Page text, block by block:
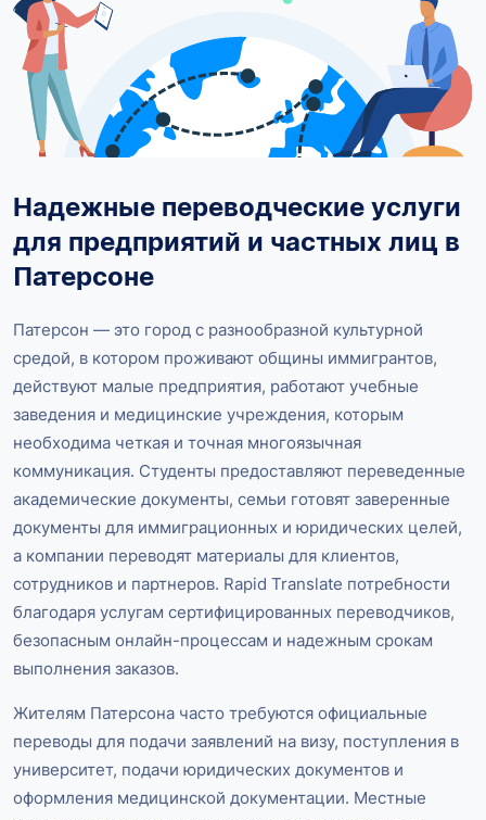
Надежные переводческие услуги
для предприятий и частных лиц в
Патерсоне
Патерсон — это город с разнообразной культурной
средой, в котором проживают общины иммигрантов,
действуют малые предприятия, работают учебные
заведения и медицинские учреждения, которым
необходима четкая и точная многоязычная
коммуникация. Студенты предоставляют переведенные
академические документы, семьи готовят заверенные
документы для иммиграционных и юридических целей,
а компании переводят материалы для клиентов,
сотрудников и партнеров. Rapid Translate потребности
благодаря услугам сертифицированных переводчиков,
безопасным онлайн-процессам и надежным срокам
выполнения заказов.
Жителям Патерсона часто требуются официальные
переводы для подачи заявлений на визу, поступления в
университет, подачи юридических документов и
оформления медицинской документации. Местные